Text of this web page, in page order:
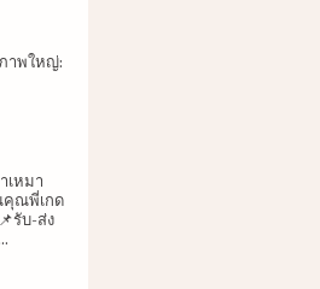
าพใหญ่:
เหมา
คุณพี่เกด
รับ-ส่ง